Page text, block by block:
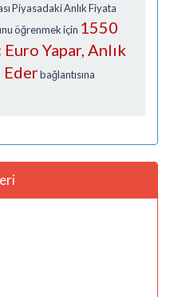
Piyasadaki Anlık Fiyata
öğrenmek için 1550
Yapar, Anlık
Ederbağlantısına